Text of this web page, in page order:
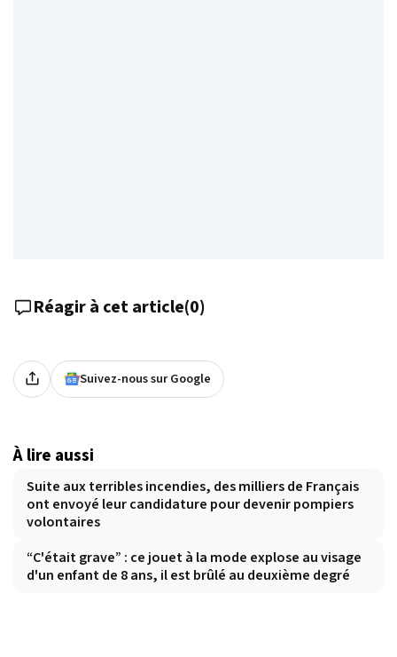
Réagir à cet article(0)
Suivez-nous sur Google
À lire aussi
Suite aux terribles incendies, des milliers de Français
ont envoyé leur candidature pour devenir pompiers
volontaires
“C'était grave” : ce jouet à la mode explose au visage
d'un enfant de 8 ans, il est brûlé au deuxième degré